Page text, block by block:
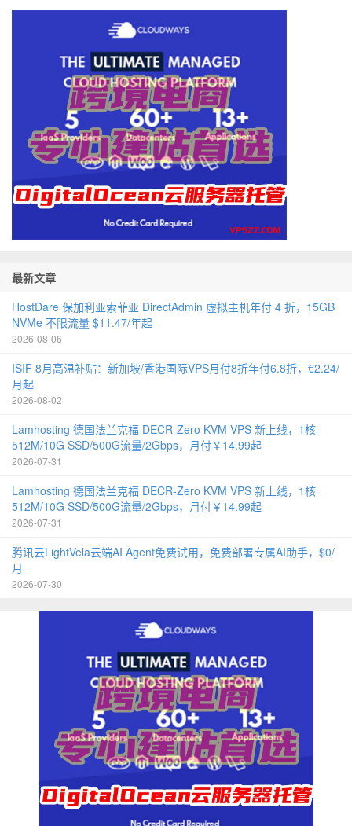
最新文章
HostDare 保加利亚索菲亚 DirectAdmin 虚拟主机年付 4 折，15GB
NVMe 不限流量 $11.47/年起
2026-08-06
ISIF 8月高温补贴：新加坡/香港国际VPS月付8折年付6.8折，€2.24/
月起
2026-08-02
Lamhosting 德国法兰克福 DECR-Zero KVM VPS 新上线，1核
512M/10G SSD/500G流量/2Gbps，月付￥14.99起
2026-07-31
Lamhosting 德国法兰克福 DECR-Zero KVM VPS 新上线，1核
512M/10G SSD/500G流量/2Gbps，月付￥14.99起
2026-07-31
腾讯云LightVela云端AI Agent免费试用，免费部署专属AI助手，$0/
月
2026-07-30